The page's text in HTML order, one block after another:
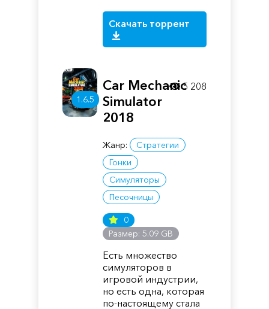
Скачать торрент
1.6.5
Car Mechanic
Simulator
2018
Жанр:
Стратегии
Гонки
Симуляторы
Песочницы
0
Размер: 5.09 GB
Есть множество
симуляторов в
игровой индустрии,
но есть одна, которая
по-настоящему стала
5 208